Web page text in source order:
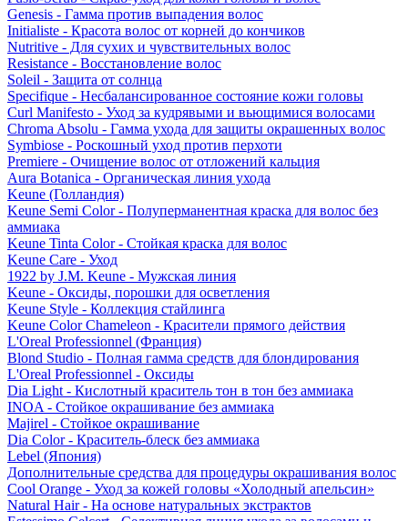
Genesis - Гамма против выпадения волос
Initialiste - Красота волос от корней до кончиков
Nutritive - Для сухих и чувствительных волос
Resistance - Восстановление волос
Soleil - Защита от солнца
Specifique - Несбалансированное состояние кожи головы
Curl Manifesto - Уход за кудрявыми и вьющимися волосами
Chroma Absolu - Гамма ухода для защиты окрашенных волос
Symbiose - Роскошный уход против перхоти
Premiere - Очищение волос от отложений кальция
Aura Botanica - Органическая линия ухода
Keune (Голландия)
Keune Semi Color - Полуперманентная краска для волос без
аммиака
Keune Tinta Color - Стойкая краска для волос
Keune Care - Уход
1922 by J.M. Keune - Мужская линия
Keune - Оксиды, порошки для осветления
Keune Style - Коллекция стайлинга
Keune Color Chameleon - Красители прямого действия
L'Oreal Professionnel (Франция)
Blond Studio - Полная гамма средств для блондирования
L'Oreal Professionnel - Оксиды
Dia Light - Кислотный краситель тон в тон без аммиака
INOA - Стойкое окрашивание без аммиака
Majirel - Стойкое окрашивание
Dia Color - Краситель-блеск без аммиака
Lebel (Япония)
Дополнительные средства для процедуры окрашивания волос
Cool Orange - Уход за кожей головы «Холодный апельсин»
Natural Hair - На основе натуральных экстрактов